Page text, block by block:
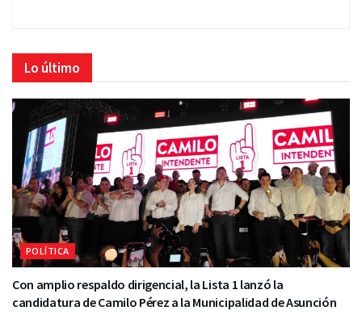
Lo último
POLÍTICA
Con amplio respaldo dirigencial, la Lista 1 lanzó la
candidatura de Camilo Pérez a la Municipalidad de Asunción